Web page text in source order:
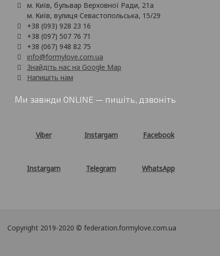
м. Київ, бульвар Верховної Ради, 21а
м. Київ, вулиця Севастопольська, 15/29
+38 (093) 928 23 16
+38 (097) 507 76 71
+38 (067) 948 82 75
info@formylove.com.ua
Знайдіть нас на Google Map
Напишіть нам
Ми завжди ONLINE — пишіть, дзвоніть
Viber Instargam Facebook
Instargam Telegram WhatsApp
Copyright 2019-2020 © federation.formylove.com.ua